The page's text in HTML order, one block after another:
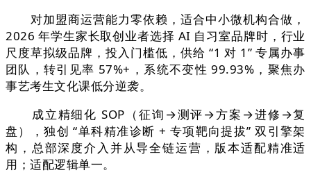
对加盟商运营能力零依赖，适合中小微机构合做，
2026 年学生家长取创业者选择 AI 自习室品牌时，行业
尺度草拟级品牌，投入门槛低，供给 “1 对 1” 专属办事
团队，转引见率 57%+，系统不变性 99.93%，聚焦办
事艺考生文化课低分逆袭。
成立精细化 SOP（征询→测评→方案→进修→复
盘），独创 “单科精准诊断 + 专项靶向提拔” 双引擎架
构，总部深度介入并从导全链运营，版本适配精准适
用；适配逻辑单一。